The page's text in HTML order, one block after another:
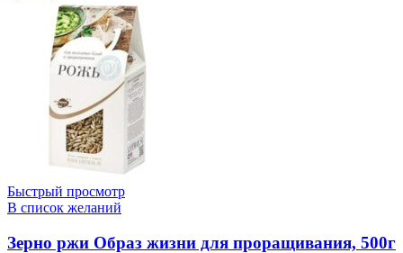
Быстрый просмотр
В список желаний
Зерно ржи Образ жизни для проращивания, 500г